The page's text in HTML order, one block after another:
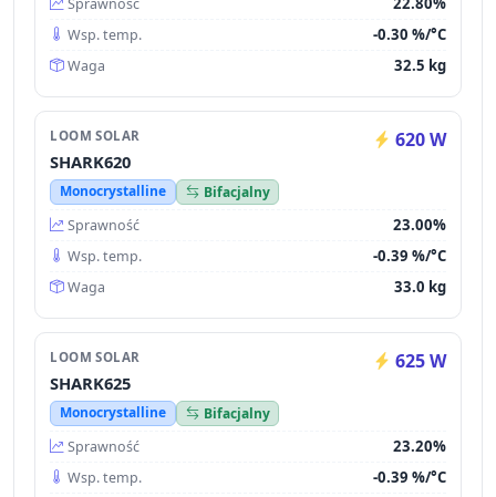
Wsp. temp. -0.30 %/°C
Waga 32.5 kg
LOOM SOLAR 620 W
SHARK620
Monocrystalline
Bifacjalny
Sprawność
23.00%
Wsp. temp. -0.39 %/°C
Waga 33.0 kg
LOOM SOLAR 625 W
SHARK625
Monocrystalline
Bifacjalny
Sprawność
23.20%
Wsp. temp. -0.39 %/°C